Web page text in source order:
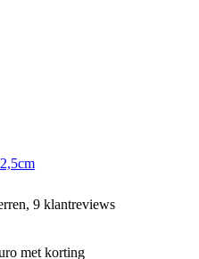
9 klantreviews
met korting